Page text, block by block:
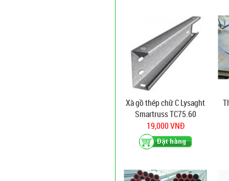
Xà gồ thép chữ C Lysaght
Smartruss TC75.60
19,000 VNĐ